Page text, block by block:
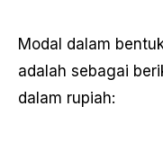
Modal dalam
adalah sebagai
dalam rupiah: